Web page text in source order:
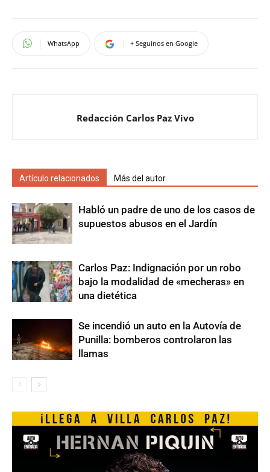
WhatsApp + Seguinos en Google
Redacción Carlos Paz Vivo
Artículo relacionados Más del autor
Habló un padre de uno de los casos de
supuestos abusos en el Jardín
Carlos Paz: Indignación por un robo
bajo la modalidad de «mecheras» en
una dietética
Se incendió un auto en la Autovía de
Punilla: bomberos controlaron las
llamas